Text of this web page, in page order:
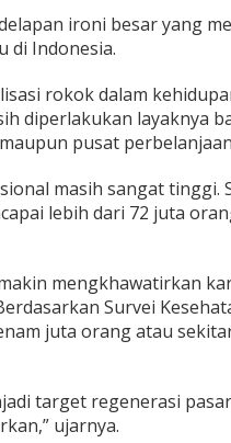
ironi besar yang
di Indonesia.
rokok dalam
diperlakukan layaknya
pusat
masih sangat tinggi.
lebih dari 72 juta
mengkhawatirkan
Survei
juta orang atau
target regenerasi
ujarnya.